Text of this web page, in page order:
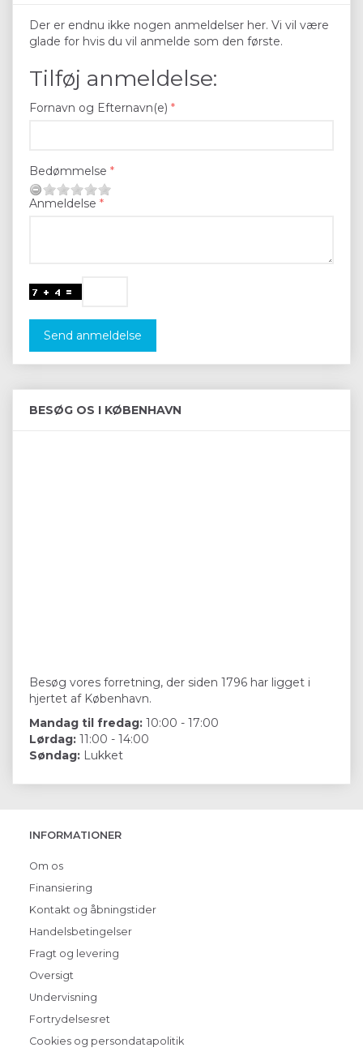
Der er endnu ikke nogen anmeldelser her. Vi vil være
glade for hvis du vil anmelde som den første.
Tilføj anmeldelse:
Fornavn og Efternavn(e)
Bedømmelse
Anmeldelse
Send anmeldelse
BESØG OS I KØBENHAVN
Besøg vores forretning, der siden 1796 har ligget i
hjertet af København.
Mandag til fredag: 10:00 - 17:00
Lørdag: 11:00 - 14:00
Søndag: Lukket
INFORMATIONER
Om os
Finansiering
Kontakt og åbningstider
Handelsbetingelser
Fragt og levering
Oversigt
Undervisning
Fortrydelsesret
Cookies og persondatapolitik